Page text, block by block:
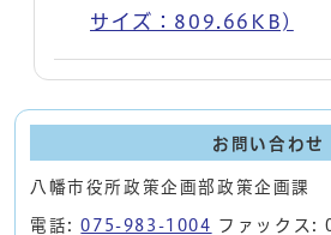
サイズ：809.66KB)
お問い合わせ
八幡市役所政策企画部政策企画課
電話:075-983-1004 ファックス: